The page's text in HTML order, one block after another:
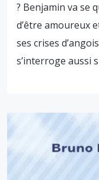
? Benjamin va se
d’être amoureux
ses crises
s’interroge aussi